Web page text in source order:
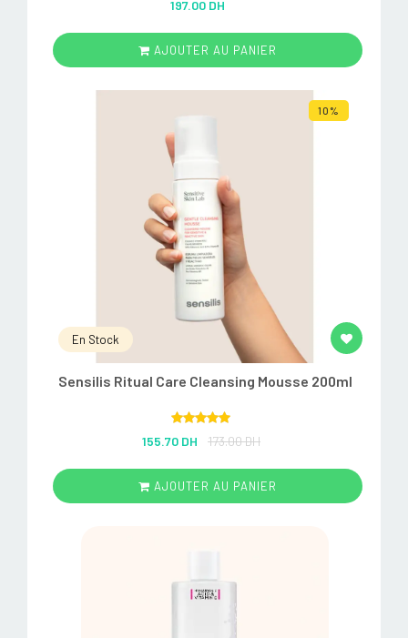
out of 5
197.00 DH
AJOUTER AU PANIER
10%
En Stock
Sensilis Ritual Care Cleansing Mousse 200ml
out of 5
155.70 DH 173.00 DH
AJOUTER AU PANIER